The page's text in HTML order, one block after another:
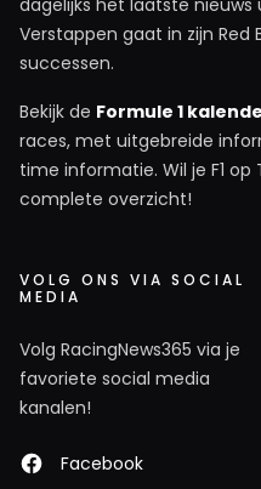
Verstappen gaat in zijn Red
successen.
Bekijk de Formule 1
races, met uitgebreide
time informatie. Wil je F1 op
complete overzicht!
VOLG ONS VIA SOCIAL
MEDIA
Volg RacingNews365 via je
favoriete social media
kanalen!
Facebook